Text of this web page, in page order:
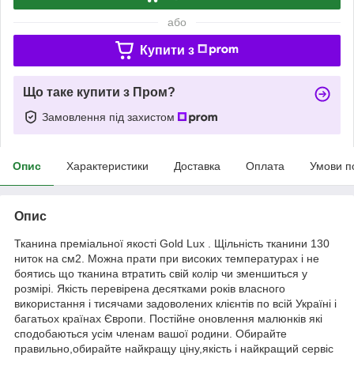
або
Купити з
Що таке купити з Пром?
Замовлення під захистом
Опис Характеристики Доставка Оплата Умови
Опис
Тканина преміальної якості Gold Lux . Щільність тканини 130
ниток на см2. Можна прати при високих температурах і не
боятись що тканина втратить свій колір чи зменшиться у
розмірі. Якість перевірена десятками років власного
використання і тисячами задоволених клієнтів по всій Україні і
багатьох країнах Європи. Постійне оновлення малюнків які
сподобаються усім членам вашої родини. Обирайте
правильно,обирайте найкращу ціну,якість і найкращий сервіс